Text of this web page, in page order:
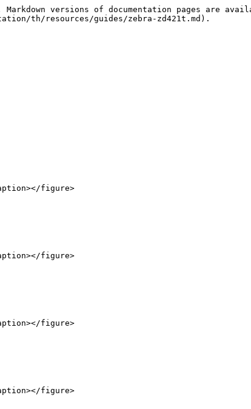
versions of documentation pages are
th/resources/guides/zebra-zd421t.md).
figure>
figure>
figure>
figure>